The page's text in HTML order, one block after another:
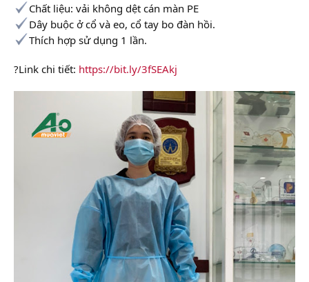
Chất liệu: vải không dệt cán màn PE
Dây buộc ở cổ và eo, cổ tay bo đàn hồi.
Thích hợp sử dụng 1 lần.
?Link chi tiết: https://bit.ly/3fSEAkj